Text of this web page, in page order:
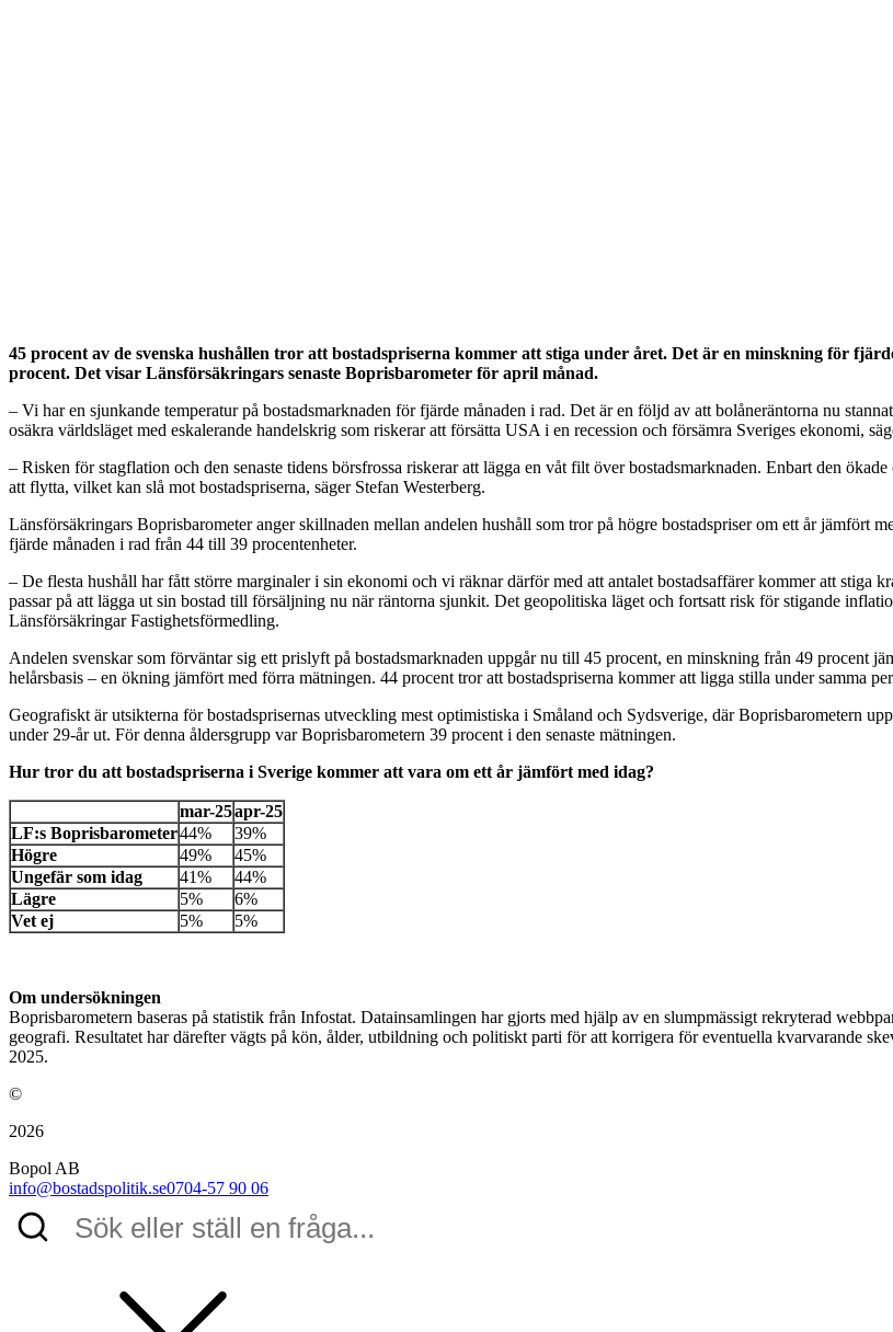
45 procent av de svenska hushållen tror att bostadspriserna kommer att stiga under året. Det är en minskning för
procent. Det visar Länsförsäkringars senaste Boprisbarometer för april månad.
– Vi har en sjunkande temperatur på bostadsmarknaden för fjärde månaden i rad. Det är en följd av att bolåneräntorna nu
osäkra världsläget med eskalerande handelskrig som riskerar att försätta USA i en recession och försämra Sveriges ekonomi,
– Risken för stagflation och den senaste tidens börsfrossa riskerar att lägga en våt filt över bostadsmarknaden. Enbart den
att flytta, vilket kan slå mot bostadspriserna, säger Stefan Westerberg.
Länsförsäkringars Boprisbarometer anger skillnaden mellan andelen hushåll som tror på högre bostadspriser om ett år jämfört
fjärde månaden i rad från 44 till 39 procentenheter.
– De flesta hushåll har fått större marginaler i sin ekonomi och vi räknar därför med att antalet bostadsaffärer kommer att stiga
passar på att lägga ut sin bostad till försäljning nu när räntorna sjunkit. Det geopolitiska läget och fortsatt risk för stigande
Länsförsäkringar Fastighetsförmedling.
Andelen svenskar som förväntar sig ett prislyft på bostadsmarknaden uppgår nu till 45 procent, en minskning från 49 procent
helårsbasis – en ökning jämfört med förra mätningen. 44 procent tror att bostadspriserna kommer att ligga stilla under samma
Geografiskt är utsikterna för bostadsprisernas utveckling mest optimistiska i Småland och Sydsverige, där Boprisbarometern
under 29-år ut. För denna åldersgrupp var Boprisbarometern 39 procent i den senaste mätningen.
Hur tror du att bostadspriserna i Sverige kommer att vara om ett år jämfört med idag?
mar-25apr-25
LF:s Boprisbarometer44%
39%
Högre
49%
45%
Ungefär som idag
41%
44%
Lägre
5%
6%
Vet ej
5% 5%
Om undersökningen
Boprisbarometern baseras på statistik från Infostat. Datainsamlingen har gjorts med hjälp av en slumpmässigt rekryterad
geografi. Resultatet har därefter vägts på kön, ålder, utbildning och politiskt parti för att korrigera för eventuella kvarvarande
2025.
©
2026
Bopol AB
info@bostadspolitik.se0704-57 90 06